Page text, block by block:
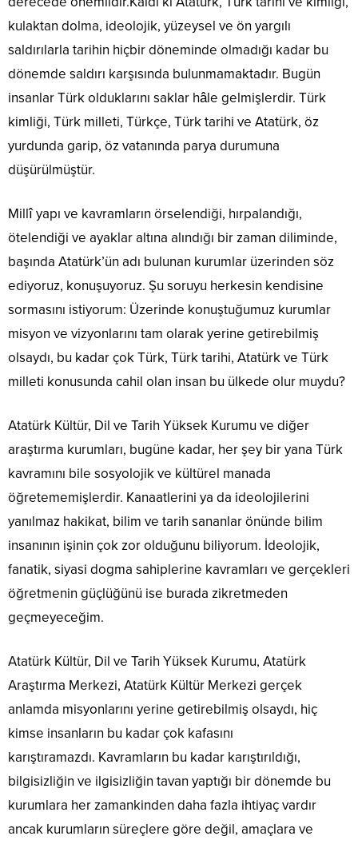
kulaktan dolma, ideolojik, yüzeysel ve ön yargılı
saldırılarla tarihin hiçbir döneminde olmadığı kadar bu
dönemde saldırı karşısında bulunmamaktadır. Bugün
insanlar Türk olduklarını saklar hâle gelmişlerdir. Türk
kimliği, Türk milleti, Türkçe, Türk tarihi ve Atatürk, öz
yurdunda garip, öz vatanında parya durumuna
düşürülmüştür.
Millî yapı ve kavramların örselendiği, hırpalandığı,
ötelendiği ve ayaklar altına alındığı bir zaman diliminde,
başında Atatürk’ün adı bulunan kurumlar üzerinden söz
ediyoruz, konuşuyoruz. Şu soruyu herkesin kendisine
sormasını istiyorum: Üzerinde konuştuğumuz kurumlar
misyon ve vizyonlarını tam olarak yerine getirebilmiş
olsaydı, bu kadar çok Türk, Türk tarihi, Atatürk ve Türk
milleti konusunda cahil olan insan bu ülkede olur muydu?
Atatürk Kültür, Dil ve Tarih Yüksek Kurumu ve diğer
araştırma kurumları, bugüne kadar, her şey bir yana Türk
kavramını bile sosyolojik ve kültürel manada
öğretememişlerdir. Kanaatlerini ya da ideolojilerini
yanılmaz hakikat, bilim ve tarih sananlar önünde bilim
insanının işinin çok zor olduğunu biliyorum. İdeolojik,
fanatik, siyasi dogma sahiplerine kavramları ve gerçekleri
öğretmenin güçlüğünü ise burada zikretmeden
geçmeyeceğim.
Atatürk Kültür, Dil ve Tarih Yüksek Kurumu, Atatürk
Araştırma Merkezi, Atatürk Kültür Merkezi gerçek
anlamda misyonlarını yerine getirebilmiş olsaydı, hiç
kimse insanların bu kadar çok kafasını
karıştıramazdı. Kavramların bu kadar karıştırıldığı,
bilgisizliğin ve ilgisizliğin tavan yaptığı bir dönemde bu
kurumlara her zamankinden daha fazla ihtiyaç vardır
ancak kurumların süreçlere göre değil, amaçlara ve